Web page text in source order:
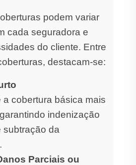
podem variar
cada seguradora e
do cliente. Entre
destacam-se:
a cobertura básica mais
indenização
subtração da
Parciais ou